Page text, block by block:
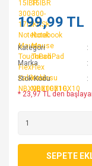
199,99 TL
Kategori
Marka
Stok Kodu
* 23,97 TL den
SEPETE